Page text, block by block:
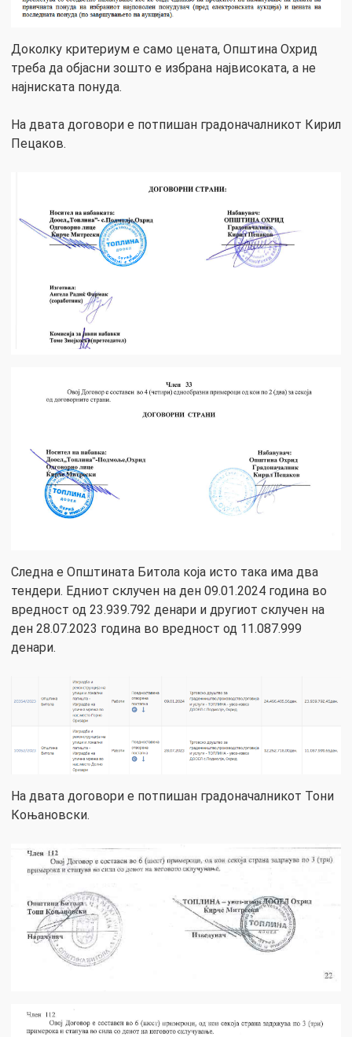
Доколку критериум е само цената, Општина Охрид
треба да објасни зошто е избрана највисоката, а не
најниската понуда.
На двата договори е потпишан градоначалникот Кирил
Пецаков.
Следна е Општината Битола која исто така има два
тендери. Едниот склучен на ден 09.01.2024 година во
вредност од 23.939.792 денари и другиот склучен на
ден 28.07.2023 година во вредност од 11.087.999
денари.
На двата договори е потпишан градоначалникот Тони
Коњановски.